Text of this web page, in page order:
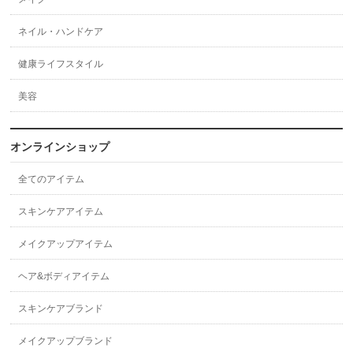
ネイル・ハンドケア
健康ライフスタイル
美容
オンラインショップ
全てのアイテム
スキンケアアイテム
メイクアップアイテム
ヘア&ボディアイテム
スキンケアブランド
メイクアップブランド